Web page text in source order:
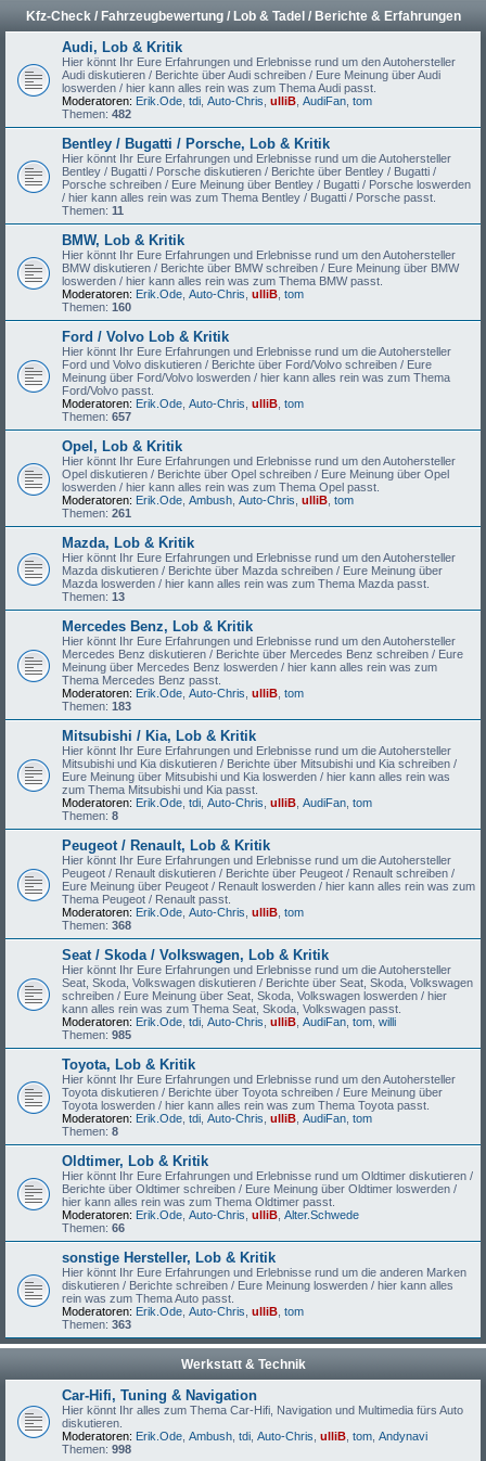
Kfz-Check / Fahrzeugbewertung / Lob & Tadel / Berichte & Erfahrungen
Audi, Lob & Kritik
Hier könnt Ihr Eure Erfahrungen und Erlebnisse rund um den Autohersteller
Audi diskutieren / Berichte über Audi schreiben / Eure Meinung über Audi
loswerden / hier kann alles rein was zum Thema Audi passt.
Moderatoren: Erik.Ode tdi Auto-Chris ulliB AudiFan tom
Themen: 482
Bentley / Bugatti / Porsche, Lob & Kritik
Hier könnt Ihr Eure Erfahrungen und Erlebnisse rund um die Autohersteller
Bentley / Bugatti / Porsche diskutieren / Berichte über Bentley / Bugatti /
Porsche schreiben / Eure Meinung über Bentley / Bugatti / Porsche loswerden
/ hier kann alles rein was zum Thema Bentley / Bugatti / Porsche passt.
Themen: 11
BMW, Lob & Kritik
Hier könnt Ihr Eure Erfahrungen und Erlebnisse rund um den Autohersteller
BMW diskutieren / Berichte über BMW schreiben / Eure Meinung über BMW
loswerden / hier kann alles rein was zum Thema BMW passt.
Moderatoren: Erik.Ode Auto-Chris ulliB tom
Themen: 160
Ford / Volvo Lob & Kritik
Hier könnt Ihr Eure Erfahrungen und Erlebnisse rund um die Autohersteller
Ford und Volvo diskutieren / Berichte über Ford/Volvo schreiben / Eure
Meinung über Ford/Volvo loswerden / hier kann alles rein was zum Thema
Ford/Volvo passt.
Moderatoren: Erik.Ode Auto-Chris ulliB tom
Themen: 657
Opel, Lob & Kritik
Hier könnt Ihr Eure Erfahrungen und Erlebnisse rund um den Autohersteller
Opel diskutieren / Berichte über Opel schreiben / Eure Meinung über Opel
loswerden / hier kann alles rein was zum Thema Opel passt.
Moderatoren: Erik.Ode Ambush Auto-Chris ulliB tom
Themen: 261
Mazda, Lob & Kritik
Hier könnt Ihr Eure Erfahrungen und Erlebnisse rund um den Autohersteller
Mazda diskutieren / Berichte über Mazda schreiben / Eure Meinung über
Mazda loswerden / hier kann alles rein was zum Thema Mazda passt.
Themen: 13
Mercedes Benz, Lob & Kritik
Hier könnt Ihr Eure Erfahrungen und Erlebnisse rund um den Autohersteller
Mercedes Benz diskutieren / Berichte über Mercedes Benz schreiben / Eure
Meinung über Mercedes Benz loswerden / hier kann alles rein was zum
Thema Mercedes Benz passt.
Moderatoren: Erik.Ode Auto-Chris ulliB tom
Themen: 183
Mitsubishi / Kia, Lob & Kritik
Hier könnt Ihr Eure Erfahrungen und Erlebnisse rund um die Autohersteller
Mitsubishi und Kia diskutieren / Berichte über Mitsubishi und Kia schreiben /
Eure Meinung über Mitsubishi und Kia loswerden / hier kann alles rein was
zum Thema Mitsubishi und Kia passt.
Moderatoren: Erik.Ode tdi Auto-Chris ulliB AudiFan tom
Themen: 8
Peugeot / Renault, Lob & Kritik
Hier könnt Ihr Eure Erfahrungen und Erlebnisse rund um die Autohersteller
Peugeot / Renault diskutieren / Berichte über Peugeot / Renault schreiben /
Eure Meinung über Peugeot / Renault loswerden / hier kann alles rein was zum
Thema Peugeot / Renault passt.
Moderatoren: Erik.Ode Auto-Chris ulliB tom
Themen: 368
Seat / Skoda / Volkswagen, Lob & Kritik
Hier könnt Ihr Eure Erfahrungen und Erlebnisse rund um die Autohersteller
Seat, Skoda, Volkswagen diskutieren / Berichte über Seat, Skoda, Volkswagen
schreiben / Eure Meinung über Seat, Skoda, Volkswagen loswerden / hier
kann alles rein was zum Thema Seat, Skoda, Volkswagen passt.
Moderatoren: Erik.Ode tdi Auto-Chris ulliB AudiFan tom willi
Themen: 985
Toyota, Lob & Kritik
Hier könnt Ihr Eure Erfahrungen und Erlebnisse rund um den Autohersteller
Toyota diskutieren / Berichte über Toyota schreiben / Eure Meinung über
Toyota loswerden / hier kann alles rein was zum Thema Toyota passt.
Moderatoren: Erik.Ode tdi Auto-Chris ulliB AudiFan tom
Themen: 8
Oldtimer, Lob & Kritik
Hier könnt Ihr Eure Erfahrungen und Erlebnisse rund um Oldtimer diskutieren /
Berichte über Oldtimer schreiben / Eure Meinung über Oldtimer loswerden /
hier kann alles rein was zum Thema Oldtimer passt.
Moderatoren: Erik.Ode Auto-Chris ulliB Alter.Schwede
Themen: 66
sonstige Hersteller, Lob & Kritik
Hier könnt Ihr Eure Erfahrungen und Erlebnisse rund um die anderen Marken
diskutieren / Berichte schreiben / Eure Meinung loswerden / hier kann alles
rein was zum Thema Auto passt.
Moderatoren: Erik.Ode Auto-Chris ulliB tom
Themen: 363
Werkstatt & Technik
Car-Hifi, Tuning & Navigation
Hier könnt Ihr alles zum Thema Car-Hifi, Navigation und Multimedia fürs Auto
diskutieren.
Moderatoren: Erik.Ode Ambush tdi Auto-Chris ulliB tom Andynavi
Themen: 998